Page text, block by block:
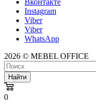
Instagram
Viber
Viber
WhatsApp
2026 © MEBEL OFFICE
Найти
0